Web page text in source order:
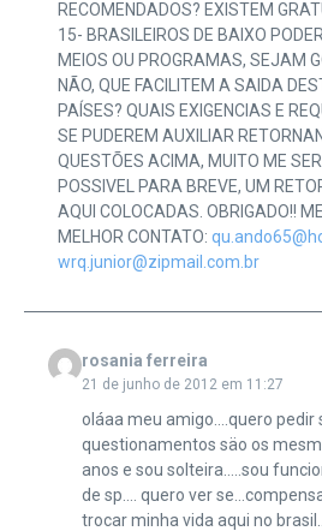
RECOMENDADOS? EXISTEM
15- BRASILEIROS DE BAIXO
MEIOS OU PROGRAMAS, SEJAM
NÃO, QUE FACILITEM A SAIDA
PAÍSES? QUAIS EXIGENCIAS E
SE PUDEREM AUXILIAR
QUESTÕES ACIMA, MUITO ME
POSSIVEL PARA BREVE, UM
AQUI COLOCADAS. OBRIGADO!!
MELHOR CONTATO:
wrq.junior@zipmail.com.br
rosania ferreira
21 de junho de 2012 em 11:27
oláaa meu amigo….quero pedir
questionamentos säo os
anos e sou solteira…..sou
de sp…. quero ver
trocar minha vida aqui no